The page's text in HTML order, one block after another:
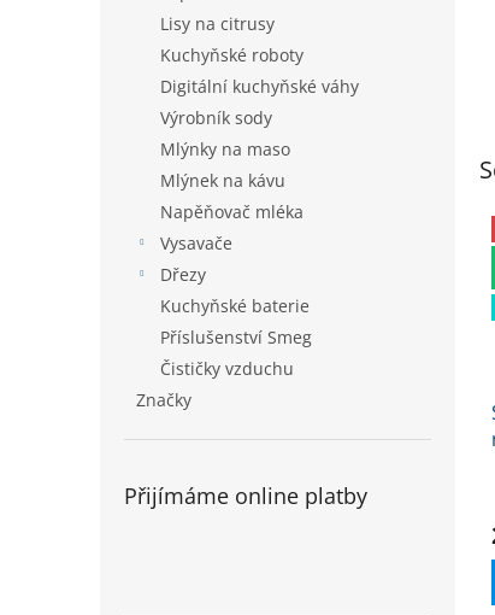
Lisy na citrusy
Kuchyňské roboty
Digitální kuchyňské váhy
Výrobník sody
Mlýnky na maso
Mlýnek na kávu
Napěňovač mléka
Vysavače
Dřezy
Kuchyňské baterie
Příslušenství Smeg
Čističky vzduchu
Značky
Přijímáme online platby